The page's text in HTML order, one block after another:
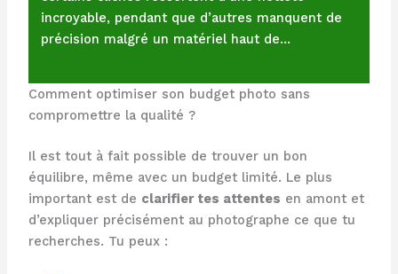
incroyable, pendant que d’autres manquent de
précision malgré un matériel haut de…
Comment optimiser son budget photo sans
compromettre la qualité ?
Il est tout à fait possible de trouver un bon
équilibre, même avec un budget limité. Le plus
important est de clarifier tes attentes en amont et
d’expliquer précisément au photographe ce que tu
recherches. Tu peux :